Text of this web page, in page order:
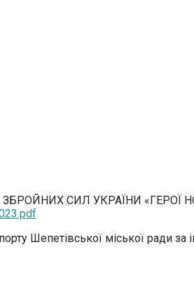
СИЛ УКРАЇНИ «ГЕРОЇ
Шепетівської міської ради за